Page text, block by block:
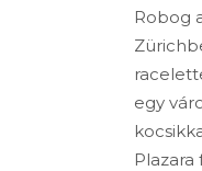
Robog
egy